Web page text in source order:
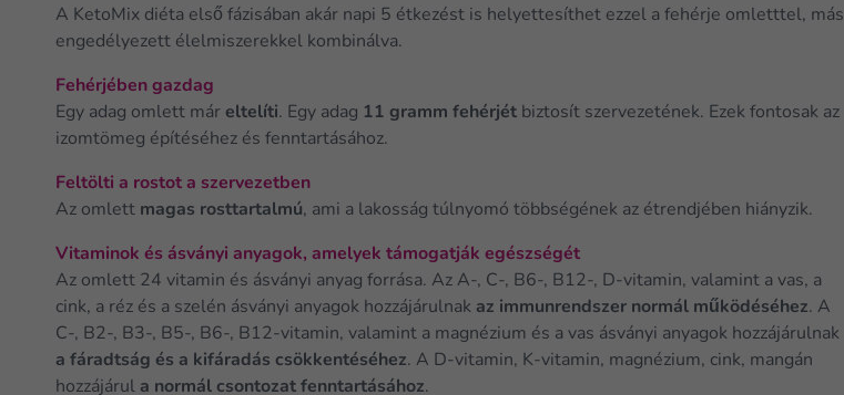
A KetoMix diéta első fázisában akár napi 5 étkezést is helyettesíthet ezzel a fehérje omletttel, más
engedélyezett élelmiszerekkel kombinálva.
Fehérjében gazdag
Egy adag omlett már eltelíti. Egy adag 11 gramm fehérjét biztosít szervezetének. Ezek fontosak az
izomtömeg építéséhez és fenntartásához.
Feltölti a rostot a szervezetben
Az omlett magas rosttartalmú, ami a lakosság túlnyomó többségének az étrendjében hiányzik.
Vitaminok és ásványi anyagok, amelyek támogatják egészségét
Az omlett 24 vitamin és ásványi anyag forrása. Az A-, C-, B6-, B12-, D-vitamin, valamint a vas, a
cink, a réz és a szelén ásványi anyagok hozzájárulnak az immunrendszer normál működéséhez. A
C-, B2-, B3-, B5-, B6-, B12-vitamin, valamint a magnézium és a vas ásványi anyagok hozzájárulnak
a fáradtság és a kifáradás csökkentéséhez. A D-vitamin, K-vitamin, magnézium, cink, mangán
hozzájárul a normál csontozat fenntartásához.